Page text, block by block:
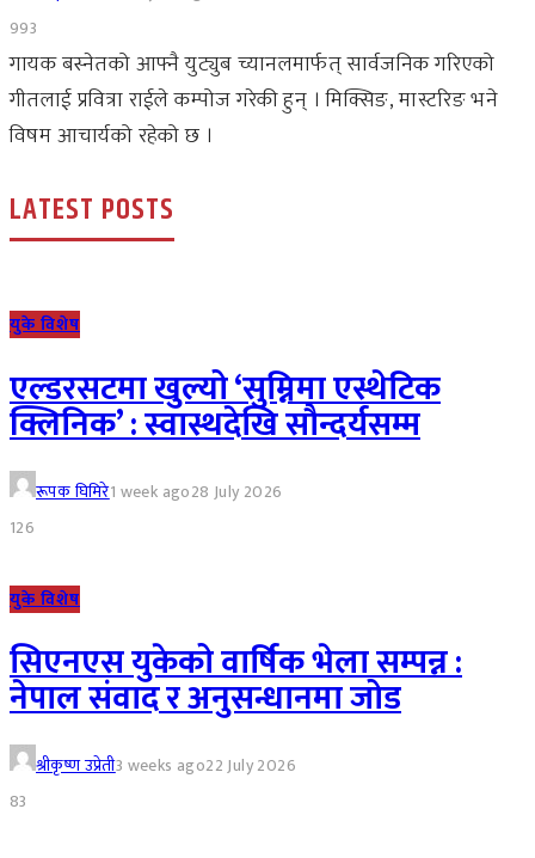
993
गायक बस्नेतको आफ्नै युट्युब च्यानलमार्फत् सार्वजनिक गरिएको
गीतलाई प्रवित्रा राईले कम्पोज गरेकी हुन् । मिक्सिङ, मास्टरिङ भने
विषम आचार्यको रहेको छ ।
LATEST POSTS
युके विशेष
एल्डरसटमा खुल्यो ‘सुम्निमा एस्थेटिक
क्लिनिक’ : स्वास्थदेखि सौन्दर्यसम्म
रूपक घिमिरे1 week ago28 July 2026
126
युके विशेष
सिएनएस युकेको वार्षिक भेला सम्पन्न :
नेपाल संवाद र अनुसन्धानमा जोड
श्रीकृष्ण उप्रेती3 weeks ago22 July 2026
83